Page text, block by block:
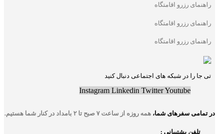
راهنمای رزرو اقامتگاه
راهنمای رزرو اقامتگاه
راهنمای رزرو اقامتگاه
تی جا را در شبکه های اجتماعی دنبال کنید
Instagram Linkedin TwitterYoutube
در تمامی سفر‌های شما، همه روزه از ساعت ۷ صبح تا ۲ بامداد در کنار شما هستیم.
تلفن پشتیبانی :